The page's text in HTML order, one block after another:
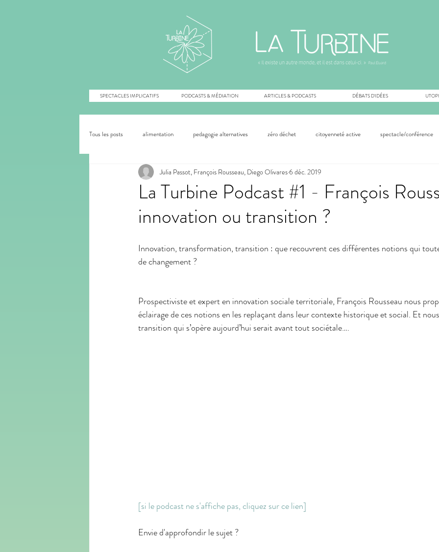
SPECTACLES IMPLICATIFS PODCASTS & MÉDIATION ARTICLES & PODCASTS DÉBATS D'IDÉES
Tous les posts alimentation pedagogie alternatives zéro déchet citoyenneté active spectacle/conférence
agroécologie innovation sociale permaculture innovation technologique
écoféminisme
utopie podcast portrait culture urbanisme genre
La Turbine Podcast #1 - François
innovation ou transition ?
Julia Passot, François Rousseau, Diego Olivares6 déc. 2019
Innovation, transformation, transition : que recouvrent ces différentes notions qui
de changement ?
Prospectiviste et expert en innovation sociale territoriale, François Rousseau nous
éclairage de ces notions en les replaçant dans leur contexte historique et social. Et
transition qui s’opère aujourd’hui serait avant tout sociétale….
​​​​[si le podcast ne s'affiche pas, cliquez sur ce lien]
Envie d'approfondir le sujet ?